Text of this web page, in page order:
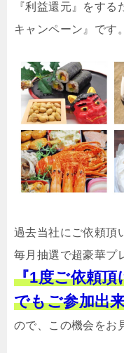
『利益還元』をす
キャンペーン』です。
過去当社にご依頼頂
毎月抽選で超豪華プ
『1度ご依頼頂
でもご参加出
ので、この機会をお